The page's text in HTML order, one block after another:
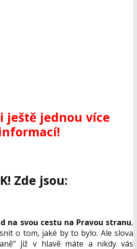
STRANU!
ještě jednou více
Zde jsou:
na svou cestu na Pravou stranu,
o tom, jaké by to bylo. Ale slova
již v hlavě máte a nikdy vás